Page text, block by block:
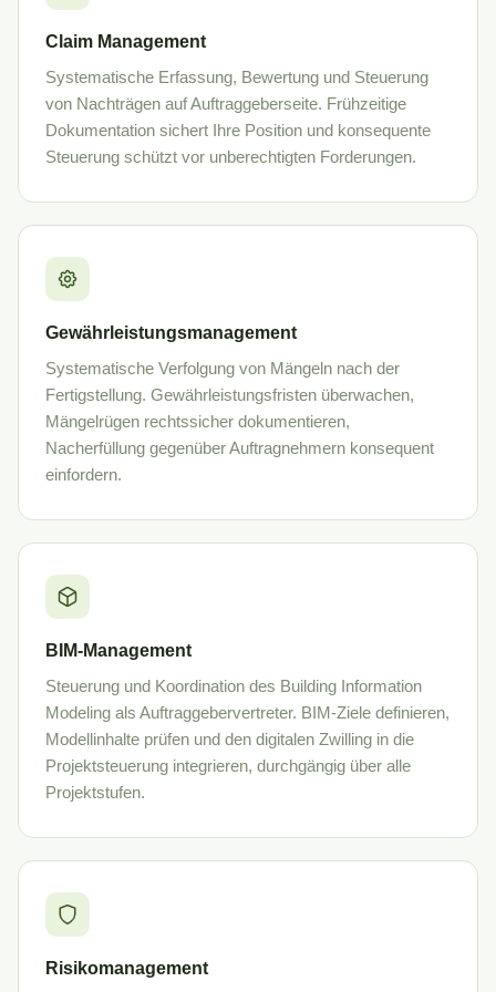
Claim Management
Systematische Erfassung, Bewertung und Steuerung
von Nachträgen auf Auftraggeberseite. Frühzeitige
Dokumentation sichert Ihre Position und konsequente
Steuerung schützt vor unberechtigten Forderungen.
Gewährleistungsmanagement
Systematische Verfolgung von Mängeln nach der
Fertigstellung. Gewährleistungsfristen überwachen,
Mängelrügen rechtssicher dokumentieren,
Nacherfüllung gegenüber Auftragnehmern konsequent
einfordern.
BIM-Management
Steuerung und Koordination des Building Information
Modeling als Auftraggebervertreter. BIM-Ziele definieren,
Modellinhalte prüfen und den digitalen Zwilling in die
Projektsteuerung integrieren, durchgängig über alle
Projektstufen.
Risikomanagement